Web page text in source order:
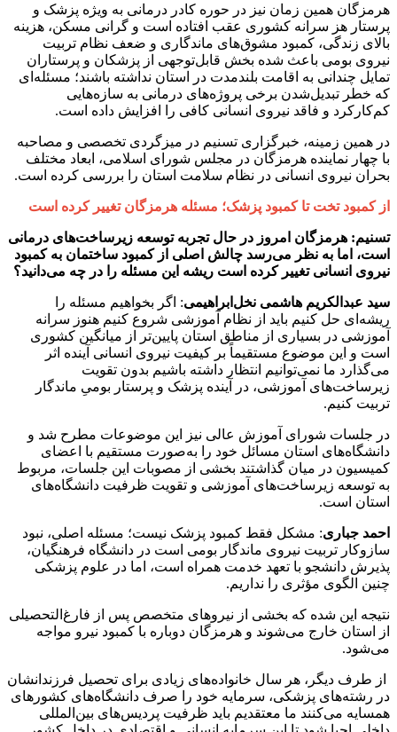
هرمزگان همین زمان نیز در حوره کادر درمانی به ویژه پزشک و
پرستار هز سرانه کشوری عقب افتاده است و گرانی مسکن، هزینه
بالای زندگی، کمبود مشوق‌های ماندگاری و ضعف نظام تربیت
نیروی بومی باعث شده بخش قابل‌توجهی از پزشکان و پرستاران
تمایل چندانی به اقامت بلندمدت در استان نداشته باشند؛ مسئله‌ای
که خطر تبدیل‌شدن برخی پروژه‌های درمانی به سازه‌هایی
کم‌کارکرد و فاقد نیروی انسانی کافی را افزایش داده است.
در همین زمینه، خبرگزاری تسنیم در میزگردی تخصصی و مصاحبه
با چهار نماینده هرمزگان در مجلس شورای اسلامی، ابعاد مختلف
بحران نیروی انسانی در نظام سلامت استان را بررسی کرده است.
از کمبود تخت تا کمبود پزشک؛ مسئله هرمزگان تغییر کرده است
تسنیم: هرمزگان امروز در حال تجربه توسعه زیرساخت‌های درمانی
است، اما به نظر می‌رسد چالش اصلی از کمبود ساختمان به کمبود
نیروی انسانی تغییر کرده است ریشه این مسئله را در چه می‌دانید؟
سید عبدالکریم هاشمی نخل‌ابراهیمی: اگر بخواهیم مسئله را
ریشه‌ای حل کنیم باید از نظام آموزشی شروع کنیم هنوز سرانه
آموزشی در بسیاری از مناطق استان پایین‌تر از میانگین کشوری
است و این موضوع مستقیماً بر کیفیت نیروی انسانی آینده اثر
می‌گذارد ما نمی‌توانیم انتظار داشته باشیم بدون تقویت
زیرساخت‌های آموزشی، در آینده پزشک و پرستار بومیِ ماندگار
تربیت کنیم.
در جلسات شورای آموزش عالی نیز این موضوعات مطرح شد و
دانشگاه‌های استان مسائل خود را به‌صورت مستقیم با اعضای
کمیسیون در میان گذاشتند بخشی از مصوبات این جلسات، مربوط
به توسعه زیرساخت‌های آموزشی و تقویت ظرفیت دانشگاه‌های
استان است.
احمد جباری: مشکل فقط کمبود پزشک نیست؛ مسئله اصلی، نبود
سازوکار تربیت نیروی ماندگار بومی است در دانشگاه فرهنگیان،
پذیرش دانشجو با تعهد خدمت همراه است، اما در علوم پزشکی
چنین الگوی مؤثری را نداریم.
نتیجه این شده که بخشی از نیروهای متخصص پس از فارغ‌التحصیلی
از استان خارج می‌شوند و هرمزگان دوباره با کمبود نیرو مواجه
می‌شود.
از طرف دیگر، هر سال خانواده‌های زیادی برای تحصیل فرزندانشان
در رشته‌های پزشکی، سرمایه خود را صرف دانشگاه‌های کشورهای
همسایه می‌کنند ما معتقدیم باید ظرفیت پردیس‌های بین‌المللی